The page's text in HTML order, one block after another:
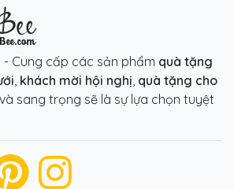
- Cung cấp các sản phẩm quà tặng
khách mời hội nghị quà tặng cho
sang trọng sẽ là sự lựa chọn tuyệt